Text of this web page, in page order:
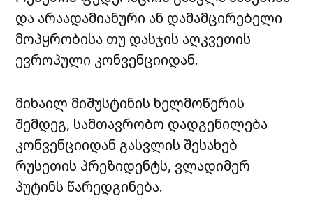
და არაადამიანური ან დამამცირებელი
მოპყრობისა თუ დასჯის აღკვეთის
ევროპული კონვენციიდან.
მიხაილ მიშუსტინის ხელმოწერის
შემდეგ, სამთავრობო დადგენილება
კონვენციიდან გასვლის შესახებ
რუსეთის პრეზიდენტს, ვლადიმერ
პუტინს წარედგინება.